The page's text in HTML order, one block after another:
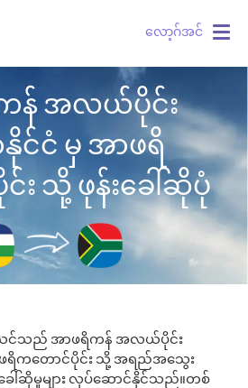
လော့ဂ်အင်
န် အလယ်ပိုင်း
င်ငံ မှ အာဖရိ
း သို့ ဖုန်းခေါ်ဆိုပုံ
င့် သင်သည် အာဖရိကန် အလယ်ပိုင်း
ဖရိကတောင်ပိုင်း သို့ အရည်အသွေး
ေါ်ဆိုမှုများ လုပ်ဆောင်နိုင်သည်။တစ်